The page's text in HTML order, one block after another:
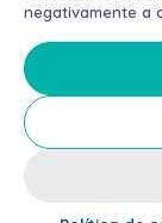
negativamente a
©2026AraMax